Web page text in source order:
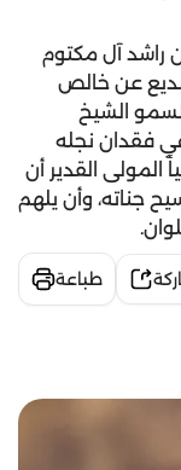
راشد آل مكتوم
عن خالص
الشيخ
فقدان نجله
المولى القدير أن
جناته، وأن يلهم
طباعة